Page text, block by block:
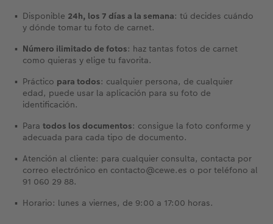
Disponible 24h, los 7 días a la semana: tú decides cuándo
y dónde tomar tu foto de carnet.
Número ilimitado de fotos: haz tantas fotos de carnet
como quieras y elige tu favorita.
Práctico para todos: cualquier persona, de cualquier
edad, puede usar la aplicación para su foto de
identificación.
Para todos los documentos: consigue la foto conforme y
adecuada para cada tipo de documento.
Atención al cliente: para cualquier consulta, contacta por
correo electrónico en contacto@cewe.es o por teléfono al
91 060 29 88.
Horario: lunes a viernes, de 9:00 a 17:00 horas.